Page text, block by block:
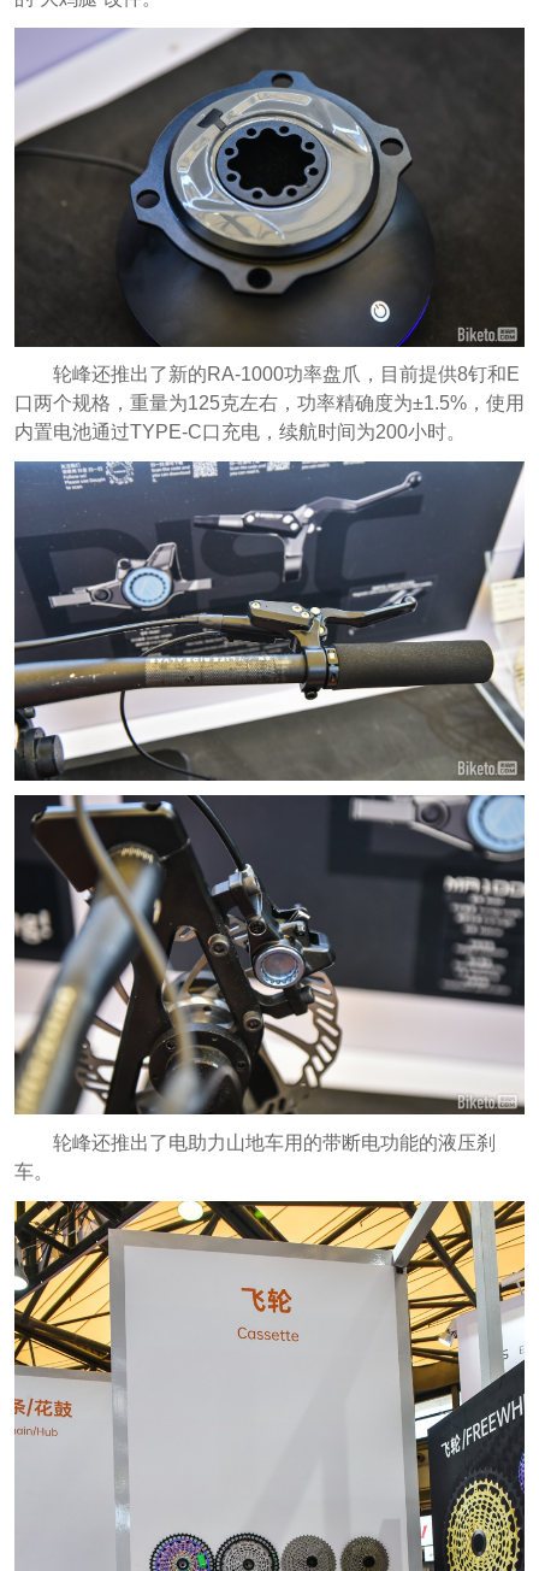
轮峰还推出了新的RA-1000功率盘爪，目前提供8钉和E
口两个规格，重量为125克左右，功率精确度为±1.5%，使用
内置电池通过TYPE-C口充电，续航时间为200小时。
轮峰还推出了电助力山地车用的带断电功能的液压刹
车。